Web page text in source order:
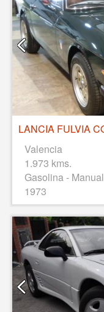
Valencia
1.973 kms.
Gasolina - Manual
1973